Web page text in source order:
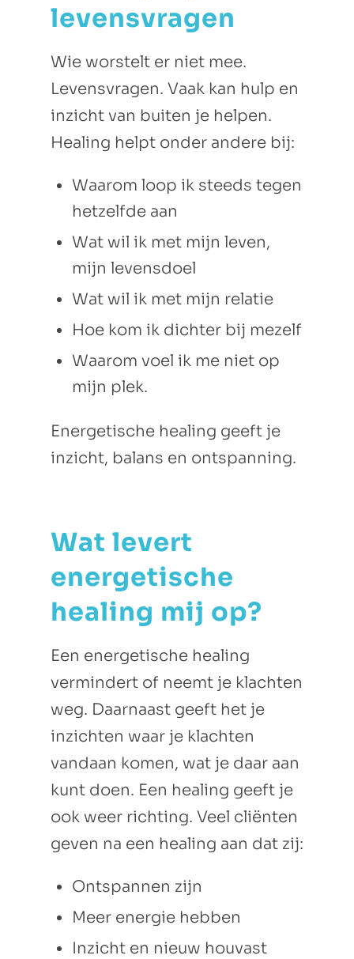
levensvragen
Wie worstelt er niet mee.
Levensvragen. Vaak kan hulp en
inzicht van buiten je helpen.
Healing helpt onder andere bij:
Waarom loop ik steeds tegen
hetzelfde aan
Wat wil ik met mijn leven,
mijn levensdoel
Wat wil ik met mijn relatie
Hoe kom ik dichter bij mezelf
Waarom voel ik me niet op
mijn plek.
Energetische healing geeft je
inzicht, balans en ontspanning.
Wat levert
energetische
healing mij op?
Een energetische healing
vermindert of neemt je klachten
weg. Daarnaast geeft het je
inzichten waar je klachten
vandaan komen, wat je daar aan
kunt doen. Een healing geeft je
ook weer richting. Veel cliënten
geven na een healing aan dat zij:
Ontspannen zijn
Meer energie hebben
Inzicht en nieuw houvast